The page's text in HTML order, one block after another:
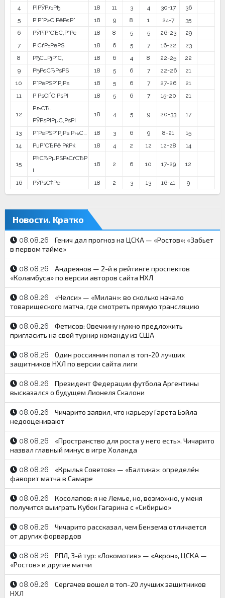
4
Р¦РЎРљРђ 18 11 3 4 30-17
36
5
Р‘Р°Р»С‚РёРєР° 18 9 8 1 24-7
35
6
РЎРїР°СЂС‚Р°Рє 18 8 5 5 26-23
29
7
Р СѓР±РёРЅ 18 6 5 7 16-22
23
8
РђС…РјР°С‚ 18 6 4 8 22-25
22
9
РђРєСЂРѕРЅ 18 5 6 7 22-26
21
10
Р”РёРЅР°РјРѕ 18 5 6 7 27-26
21
11
Р РѕСЃС‚РѕРІ 18 5 6 7 15-20 21
12
РљСЂ.
РЎРѕРІРµС‚РѕРІ
18 4 5 9 20-33 17
13 Р”РёРЅР°РјРѕ РњС… 18 3 6 9 8-21
15
14
РџР°СЂРё РќРќ 18 4 2 12 12-28 14
15
РћСЂРµРЅР±СѓСЂР
і
18 2 6 10 17-29 12
16 РЎРѕС‡Рё 18 2 3 13 16-41 9
Новости. Кратко
08.08.26
Генич дал прогноз на ЦСКА — «Ростов»: «Забьет
в первом тайме»
08.08.26
Андреянов — 2-й в рейтинге проспектов
«Коламбуса» по версии авторов сайта НХЛ
08.08.26
«Челси» — «Милан»: во сколько начало
товарищеского матча, где смотреть прямую трансляцию
08.08.26
Фетисов: Овечкину нужно предложить
пригласить на свой турнир команду из США
08.08.26
Один россиянин попал в топ-20 лучших
защитников НХЛ по версии сайта лиги
08.08.26
Президент Федерации футбола Аргентины
высказался о будущем Лионеля Скалони
08.08.26
Чичарито заявил, что карьеру Гарета Бэйла
недооценивают
08.08.26
«Пространство для роста у него есть». Чичарито
назвал главный минус в игре Холанда
08.08.26
«Крылья Советов» — «Балтика»: определён
фаворит матча в Самаре
08.08.26
Косолапов: я не Лемье, но, возможно, у меня
получится выиграть Кубок Гагарина с «Сибирью»
08.08.26
Чичарито рассказал, чем Бензема отличается
от других форвардов
08.08.26
РПЛ, 3-й тур: «Локомотив» — «Акрон», ЦСКА —
«Ростов» и другие матчи
08.08.26
Сергачев вошел в топ-20 лучших защитников
НХЛ